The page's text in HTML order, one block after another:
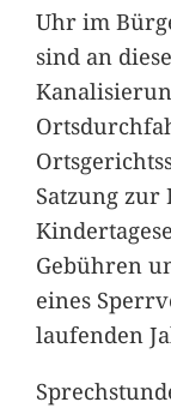
Uhr im
sind an
Satzung zur
Gebühren
eines
laufenden